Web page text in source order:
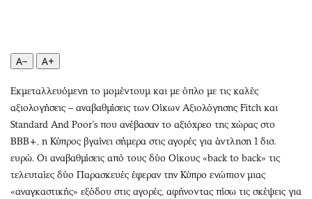
Παράξενα
Πολιτισμός
Σινεμά
Θέατρο-Χορός
Μουσική
Εικαστικά
Εκπομπές
Wine routes
Podcasts
Uncut
Προσφορές
Προσωπικότητες στην ''Κ''
A− A+
Εκμεταλλευόμενη το μομέντουμ και με όπλο με τις καλές
αξιολογήσεις – αναβαθμίσεις των Οίκων Αξιολόγησης Fitch και
Standard And Poor’s που ανέβασαν το αξιόχρεο της χώρας στο
BBB+, η Κύπρος βγαίνει σήμερα στις αγορές για άντληση 1 δισ.
ευρώ. Οι αναβαθμίσεις από τους δύο Οίκους «back to back» τις
τελευταίες δύο Παρασκευές έφεραν την Κύπρο ενώπιον μιας
«αναγκαστικής» εξόδου στις αγορές, αφήνοντας πίσω τις σκέψεις για